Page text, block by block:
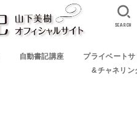
自動書記講座
プライベート
&チャネリン
SEARCH